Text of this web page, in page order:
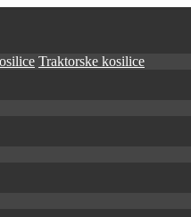
Traktorske kosilice